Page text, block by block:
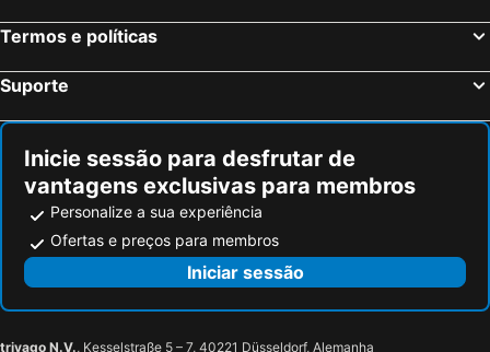
Termos e políticas
Suporte
Inicie sessão para desfrutar de
vantagens exclusivas para membros
Personalize a sua experiência
Ofertas e preços para membros
Iniciar sessão
trivago N.V., Kesselstraße 5 – 7, 40221 Düsseldorf, Alemanha